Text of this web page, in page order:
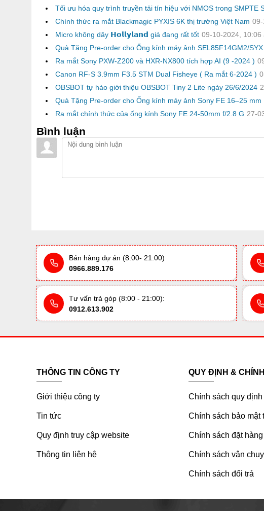
Tối ưu hóa quy trình truyền tải tín hiệu với NMOS trong SMPTE
Chính thức ra mắt Blackmagic PYXIS 6K thị trường Việt Nam
Micro không dây 𝗛𝗼𝗹𝗹𝘆𝗹𝗮𝗻𝗱 giá đang rất tốt 09-10-2024, 10:06
Quà Tặng Pre-order cho Ống kính máy ảnh SEL85F14GM2/SYX
Ra mắt Sony PXW-Z200 và HXR-NX800 tích hợp AI (9 -2024 )
Canon RF-S 3.9mm F3.5 STM Dual Fisheye ( Ra mắt 6-2024 )
OBSBOT tự hào giới thiệu OBSBOT Tiny 2 Lite ngày 26/6/2024
Quà Tặng Pre-order cho Ống kính máy ảnh Sony FE 16–25
Ra mắt chính thức của ống kính Sony FE 24-50mm f/2.8 G 27-
Bình luận
Bán hàng dự án (8:00- 21:00)
0966.889.176
Tư vấn trả góp (8:00 - 21:00):
0912.613.902
THÔNG TIN CÔNG TY
Giới thiệu công ty
Tin tức
Quy định truy cập website
Thông tin liên hệ
QUY ĐỊNH &
Chính sách quy định
Chính sách bảo mật
Chính sách đặt
Chính sách vận
Chính sách đổi trả